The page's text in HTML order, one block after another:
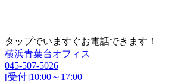
タップでいますぐお電話できます！
横浜青葉台オフィス
045-507-5026
[受付]10:00～17:00